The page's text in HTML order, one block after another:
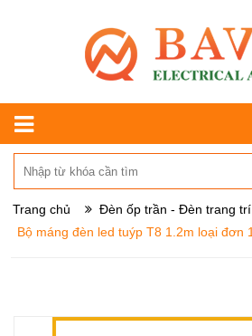
Trang chủ
Đèn ốp trần - Đèn trang trí
Bộ máng đèn led tuýp T8 1.2m loại đơn